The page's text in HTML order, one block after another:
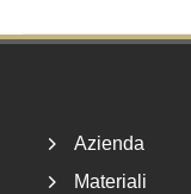
Azienda
Materiali